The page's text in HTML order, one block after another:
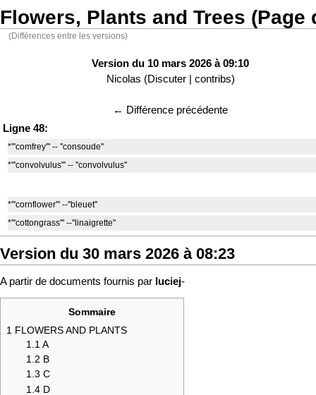
Flowers, Plants and Trees (Page
(Différences entre les versions)
Version du 10 mars 2026 à 09:10
Nicolas (Discuter| contribs)
← Différence précédente
Ligne 48:
*'''comfrey''' -- ''consoude''
*'''convolvulus''' -- ''convolvulus''
*'''cornflower''' --''bleuet''
*'''cottongrass''' --''linaigrette''
Version du 30 mars 2026 à 08:23
A partir de documents fournis par luciej-
Sommaire
1 FLOWERS AND PLANTS
1.1 A
1.2 B
1.3 C
1.4 D